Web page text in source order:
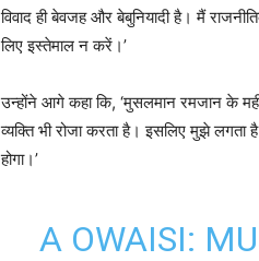
विवाद ही बेवजह और बेबुनियादी है। मैं
लिए इस्तेमाल न करें।’
उन्होंने आगे कहा कि, ‘मुसलमान रमजान के
व्यक्ति भी रोजा करता है। इसलिए मुझे लगता
होगा।’
A OWAISI: